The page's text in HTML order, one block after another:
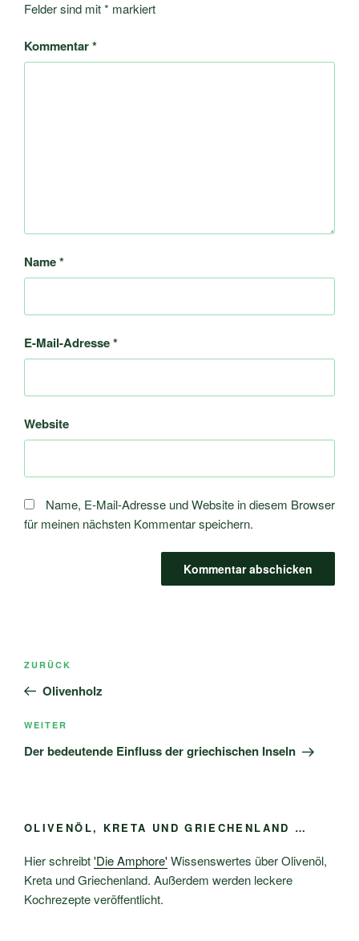
Felder sind mit* markiert
Kommentar*
Name*
E-Mail-Adresse*
Website
Name, E-Mail-Adresse und Website in diesem Browser
für meinen nächsten Kommentar speichern.
Beitragsnavigation
Vorheriger
Beitrag
ZURÜCK
Olivenholz
Nächster
Beitrag
WEITER
Der bedeutende Einfluss der griechischen Inseln
OLIVENÖL, KRETA UND GRIECHENLAND …
Hier schreibt'Die Amphore'Wissenswertes über Olivenöl,
Kreta und Griechenland. Außerdem werden leckere
Kochrezepte veröffentlicht.